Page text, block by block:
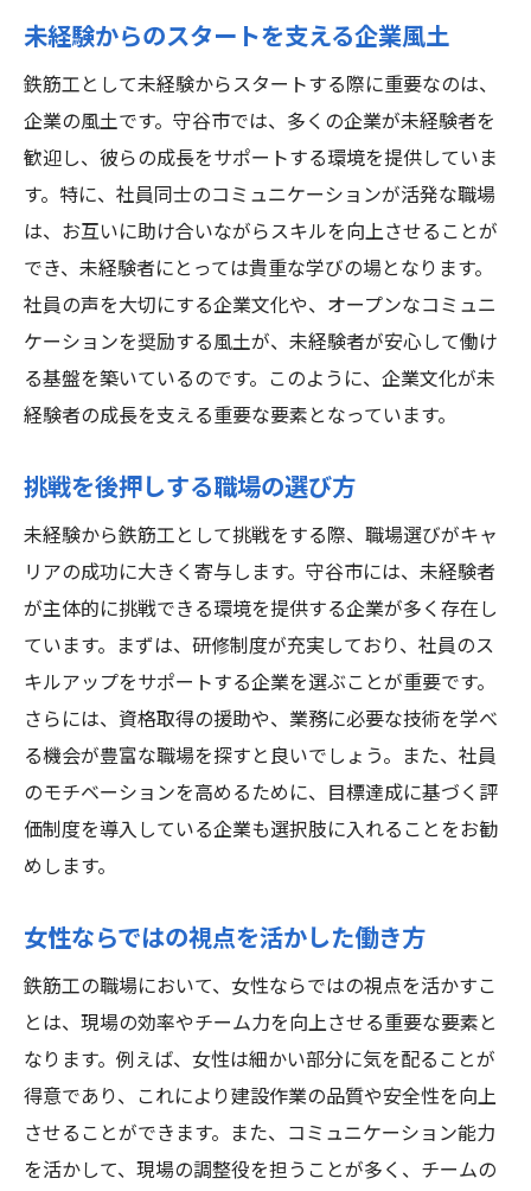
未経験からのスタートを支える企業風土
鉄筋工として未経験からスタートする際に重要なのは、
企業の風土です。守谷市では、多くの企業が未経験者を
歓迎し、彼らの成長をサポートする環境を提供していま
す。特に、社員同士のコミュニケーションが活発な職場
は、お互いに助け合いながらスキルを向上させることが
でき、未経験者にとっては貴重な学びの場となります。
社員の声を大切にする企業文化や、オープンなコミュニ
ケーションを奨励する風土が、未経験者が安心して働け
る基盤を築いているのです。このように、企業文化が未
経験者の成長を支える重要な要素となっています。
挑戦を後押しする職場の選び方
未経験から鉄筋工として挑戦をする際、職場選びがキャ
リアの成功に大きく寄与します。守谷市には、未経験者
が主体的に挑戦できる環境を提供する企業が多く存在し
ています。まずは、研修制度が充実しており、社員のス
キルアップをサポートする企業を選ぶことが重要です。
さらには、資格取得の援助や、業務に必要な技術を学べ
る機会が豊富な職場を探すと良いでしょう。また、社員
のモチベーションを高めるために、目標達成に基づく評
価制度を導入している企業も選択肢に入れることをお勧
めします。
女性ならではの視点を活かした働き方
鉄筋工の職場において、女性ならではの視点を活かすこ
とは、現場の効率やチーム力を向上させる重要な要素と
なります。例えば、女性は細かい部分に気を配ることが
得意であり、これにより建設作業の品質や安全性を向上
させることができます。また、コミュニケーション能力
を活かして、現場の調整役を担うことが多く、チームの